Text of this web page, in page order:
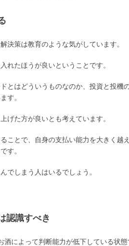
決策は教育のような気がしています。
れたほうが良いということです。
とはどういうものなのか、投資と投機
す。
げた方が良いとも考えています。
ことで、自身の支払い能力を大きく越
す。
でしまう人はいるでしょう。
認識すべき
によって判断能力が低下している状